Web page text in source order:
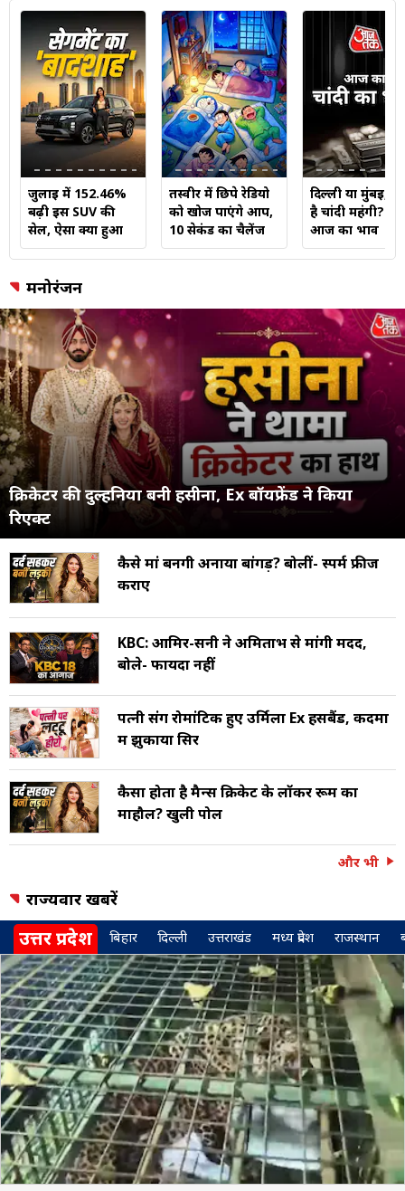
जुलाई में 152.46%
बढ़ी इस SUV की
सेल, ऐसा क्या हुआ
तस्वीर में छिपे रेडियो
को खोज पाएंगे आप,
10 सेकंड का चैलेंज
दिल्ली या मुंबई,
है चांदी महंगी?
आज का भाव
मनोरंजन
क्रिकेटर की दुल्हनिया बनी हसीना, Ex बॉयफ्रेंड ने किया
रिएक्ट
कैसे मां बनेंगी अनाया बांगड़? बोलीं- स्पर्म फ्रीज
कराए
KBC: आमिर-सनी ने अमिताभ से मांगी मदद,
बोले- फायदा नहीं
पत्नी संग रोमांटिक हुए उर्मिला Ex हसबैंड, कदमों
में झुकाया सिर
कैसा होता है मैन्स क्रिकेट के लॉकर रूम का
माहौल? खुली पोल
और भी
राज्यवार खबरें
उत्तर प्रदेश बिहार दिल्ली उत्तराखंड मध्य प्रदेश राजस्थान